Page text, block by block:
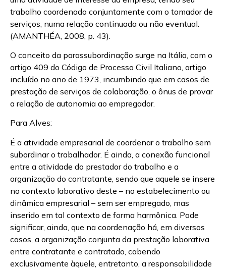
trabalho coordenado conjuntamente com o tomador de
serviços, numa relação continuada ou não eventual.
(AMANTHÉA, 2008, p. 43).
O conceito da parassubordinação surge na Itália, com o
artigo 409 do Código de Processo Civil Italiano, artigo
incluído no ano de 1973, incumbindo que em casos de
prestação de serviços de colaboração, o ônus de provar
a relação de autonomia ao empregador.
Para Alves:
É a atividade empresarial de coordenar o trabalho sem
subordinar o trabalhador. É ainda, a conexão funcional
entre a atividade do prestador do trabalho e a
organização do contratante, sendo que aquele se insere
no contexto laborativo deste – no estabelecimento ou
dinâmica empresarial – sem ser empregado, mas
inserido em tal contexto de forma harmônica. Pode
significar, ainda, que na coordenação há, em diversos
casos, a organização conjunta da prestação laborativa
entre contratante e contratado, cabendo
exclusivamente àquele, entretanto, a responsabilidade